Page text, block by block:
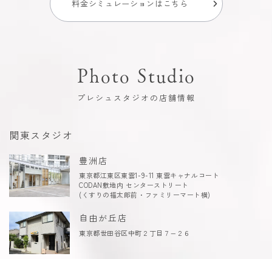
料金シミュレーションはこちら
Photo Studio
プレシュスタジオの店舗情報
関東スタジオ
豊洲店
東京都江東区東雲1-9-11 東雲キャナルコート
CODAN敷地内 センターストリート
(くすりの福太郎前・ファミリーマート横)
自由が丘店
東京都世田谷区中町２丁目７−２６